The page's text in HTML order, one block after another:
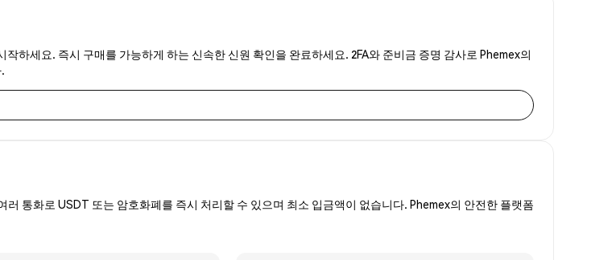
하세요. 즉시 구매를 가능하게 하는 신속한 신원 확인을 완료하세요. 2FA와 준비금 증명 감사로 Phemex의
통화로 USDT 또는 암호화폐를 즉시 처리할 수 있으며 최소 입금액이 없습니다. Phemex의 안전한 플랫폼